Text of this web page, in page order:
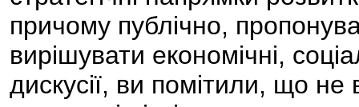
причому публічно,
вирішувати економічні,
дискусії, ви помітили, що не